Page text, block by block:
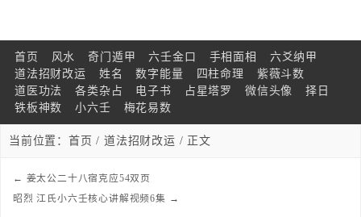
首页 风水 奇门遁甲 六壬金口 手相面相
六爻纳甲
道法招财改运
姓名 数字能量 四柱命理
紫薇斗数
道医功法
各类杂占 电子书 占星塔罗 微信头像
择日
铁板神数
小六壬 梅花易数
当前位置： 首页 /道法招财改运 / 正文
← 姜太公二十八宿克应54双页
昭烈 江氏小六壬核心讲解视频6集 →